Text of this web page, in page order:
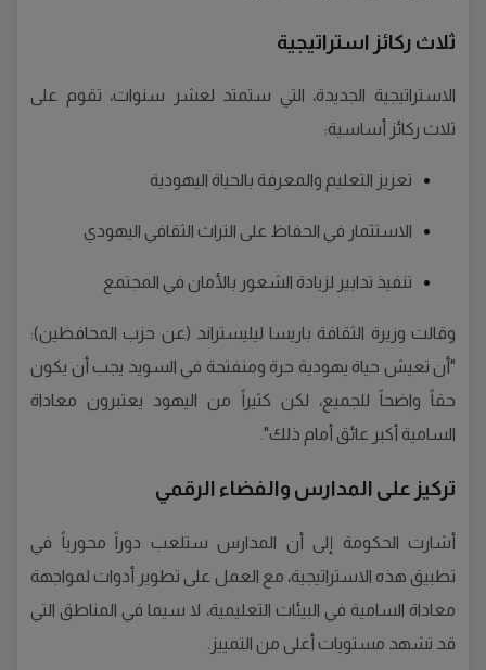
ثلاث ركائز استراتيجية
الاستراتيجية الجديدة، التي ستمتد لعشر سنوات، تقوم على
ثلاث ركائز أساسية:
تعزيز التعليم والمعرفة بالحياة اليهودية
الاستثمار في الحفاظ على التراث الثقافي اليهودي
تنفيذ تدابير لزيادة الشعور بالأمان في المجتمع
وقالت وزيرة الثقافة باريسا ليليستراند (عن حزب المحافظين):
"أن تعيش حياة يهودية حرة ومنفتحة في السويد يجب أن يكون
حقاً واضحاً للجميع، لكن كثيراً من اليهود يعتبرون معاداة
السامية أكبر عائق أمام ذلك".
تركيز على المدارس والفضاء الرقمي
أشارت الحكومة إلى أن المدارس ستلعب دوراً محورياً في
تطبيق هذه الاستراتيجية، مع العمل على تطوير أدوات لمواجهة
معاداة السامية في البيئات التعليمية، لا سيما في المناطق التي
قد تشهد مستويات أعلى من التمييز.